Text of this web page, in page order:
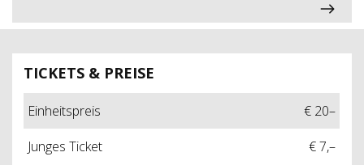
TICKETS & PREISE
Einheitspreis
€ 20–
Junges Ticket
€ 7,–